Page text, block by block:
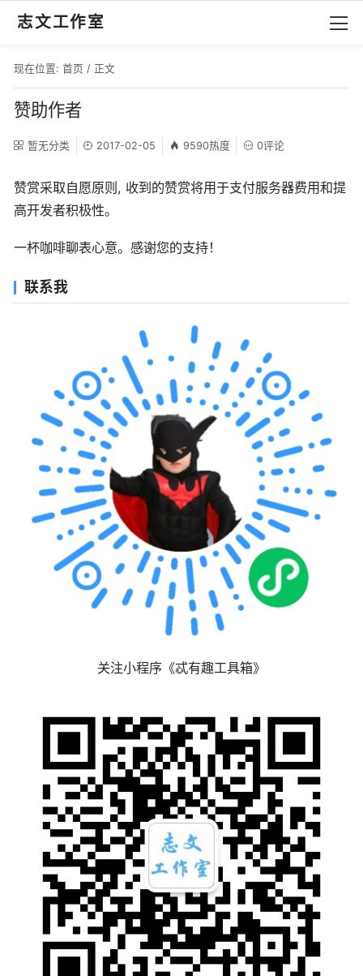
志文工作室
现在位置: 首页 / 正文
赞助作者
暂无分类 2017-02-05 9590热度 0评论
赞赏采取自愿原则, 收到的赞赏将用于支付服务器费用和提
高开发者积极性。
一杯咖啡聊表心意。感谢您的支持！
联系我
关注小程序《忒有趣工具箱》